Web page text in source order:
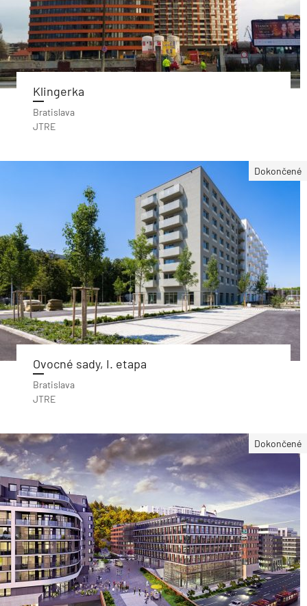
Klingerka
Bratislava
JTRE
Dokončené
Ovocné sady, I. etapa
Bratislava
JTRE
Dokončené